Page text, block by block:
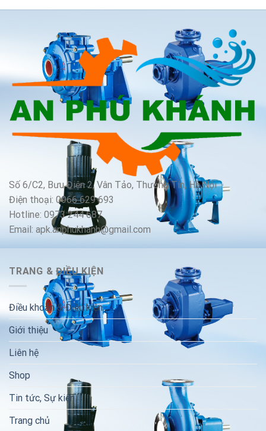
Số 6/C2, Bưu Điện 2, Vân Tảo, Thường Tín, Hà Nội
Điện thoại: 0966 629 693
Hotline: 0973 244 687
Email: apk.anphukhanh@gmail.com
TRANG & ĐIỀU KIỆN
Điều khoản & Điều kiện
Giới thiệu
Liên hệ
Shop
Tin tức, Sự kiện
Trang chủ